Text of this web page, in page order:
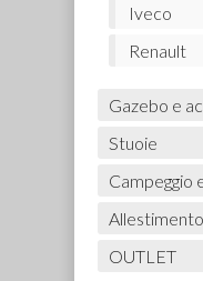
Iveco
Renault
Gazebo e
Stuoie
Campeggio
OUTLET